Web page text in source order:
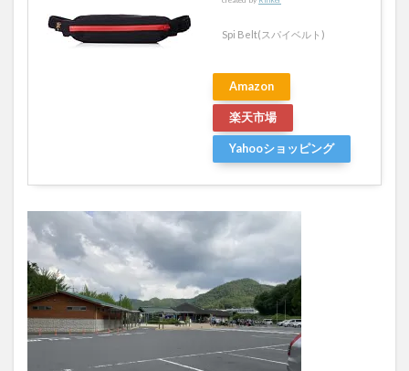
Spi Belt(スパイベルト)
Amazon
楽天市場
Yahooショッピング